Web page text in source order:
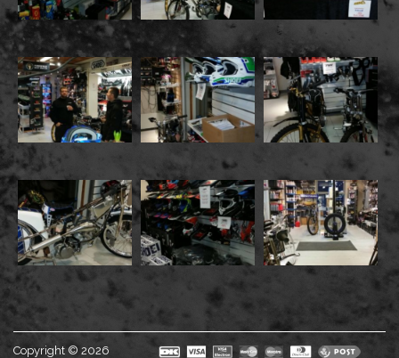
Copyright © 2026